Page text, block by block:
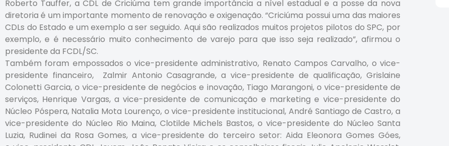
Roberto Tauffer, a CDL de Criciúma tem grande importância a nível estadual e a posse da nova
diretoria é um importante momento de renovação e oxigenação. “Criciúma possui uma das maiores
CDLs do Estado e um exemplo a ser seguido. Aqui são realizados muitos projetos pilotos do SPC, por
exemplo, e é necessário muito conhecimento de varejo para que isso seja realizado”, afirmou o
presidente da FCDL/SC.
Também foram empossados o vice-presidente administrativo, Renato Campos Carvalho, o vice-
presidente financeiro, Zalmir Antonio Casagrande, a vice-presidente de qualificação, Grislaine
Colonetti Garcia, o vice-presidente de negócios e inovação, Tiago Marangoni, o vice-presidente de
serviços, Henrique Vargas, a vice-presidente de comunicação e marketing e vice-presidente do
Núcleo Póspera, Natalia Mota Lourenço, o vice-presidente institucional, André Santiago de Castro, a
vice-presidente do Núcleo Rio Maina, Clotilde Michels Bastos, o vice-presidente do Núcleo Santa
Luzia, Rudinei da Rosa Gomes, a vice-presidente do terceiro setor: Aida Eleonora Gomes Góes,